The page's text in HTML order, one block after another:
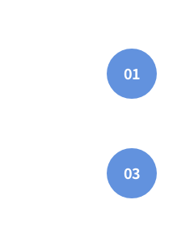
01
03